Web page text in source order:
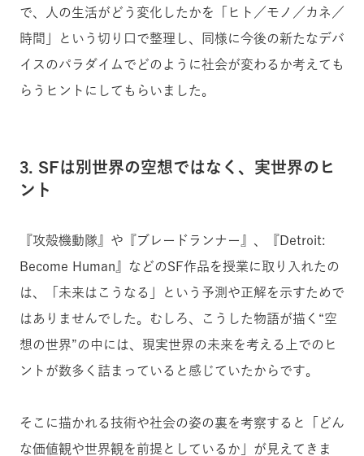
で、人の生活がどう変化したかを「ヒト／モノ／カネ／
時間」という切り口で整理し、同様に今後の新たなデバ
イスのパラダイムでどのように社会が変わるか考えても
らうヒントにしてもらいました。
3. SFは別世界の空想ではなく、実世界のヒ
ント
『攻殻機動隊』や『ブレードランナー』、『Detroit:
Become Human』などのSF作品を授業に取り入れたの
は、「未来はこうなる」という予測や正解を示すためで
はありませんでした。むしろ、こうした物語が描く“空
想の世界”の中には、現実世界の未来を考える上でのヒ
ントが数多く詰まっていると感じていたからです。
そこに描かれる技術や社会の姿の裏を考察すると「どん
な価値観や世界観を前提としているか」が見えてきま